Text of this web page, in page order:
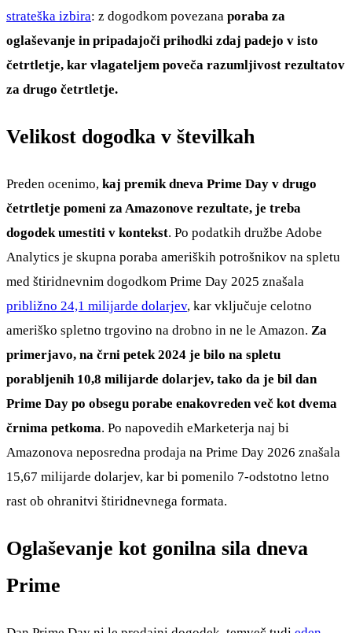
strateška izbira: z dogodkom povezana poraba za
oglaševanje in pripadajoči prihodki zdaj padejo v isto
četrtletje, kar vlagateljem poveča razumljivost rezultatov
za drugo četrtletje.
Velikost dogodka v številkah
Preden ocenimo, kaj premik dneva Prime Day v drugo
četrtletje pomeni za Amazonove rezultate, je treba
dogodek umestiti v kontekst. Po podatkih družbe Adobe
Analytics je skupna poraba ameriških potrošnikov na spletu
med štiridnevnim dogodkom Prime Day 2025 znašala
približno 24,1 milijarde dolarjev, kar vključuje celotno
ameriško spletno trgovino na drobno in ne le Amazon. Za
primerjavo, na črni petek 2024 je bilo na spletu
porabljenih 10,8 milijarde dolarjev, tako da je bil dan
Prime Day po obsegu porabe enakovreden več kot dvema
črnima petkoma. Po napovedih eMarketerja naj bi
Amazonova neposredna prodaja na Prime Day 2026 znašala
15,67 milijarde dolarjev, kar bi pomenilo 7-odstotno letno
rast ob ohranitvi štiridnevnega formata.
Oglaševanje kot gonilna sila dneva
Prime